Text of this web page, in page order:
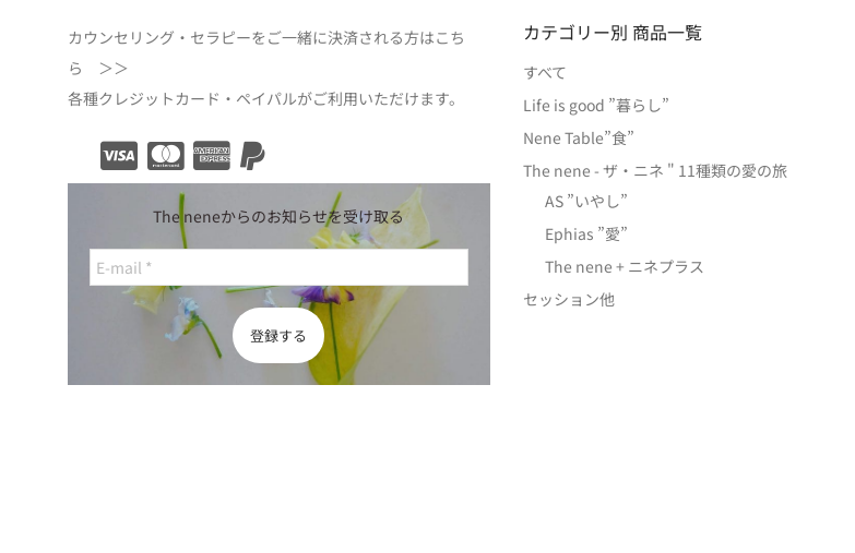
カウンセリング・セラピーをご一緒に決済される方はこち
ら ＞＞
各種クレジットカード・ペイパルがご利用いただけます。
The neneからのお知らせを受け取る
カテゴリー別 商品一覧
すべて
Life is good ”暮らし”
Nene Table”食”
The nene - ザ・ニネ " 11種類の愛の旅
AS ”いやし”
Ephias ”愛”
The nene + ニネプラス
セッション他